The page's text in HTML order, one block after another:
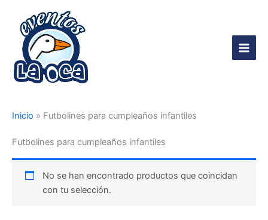
contenido
Main
Inicio » Futbolines para cumpleaños infantiles
Futbolines para cumpleaños infantiles
No se han encontrado productos que coincidan
con tu selección.